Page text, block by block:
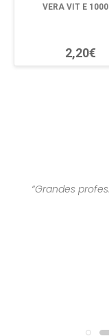
VERA VIT E 1000
2,20€
“Grandes